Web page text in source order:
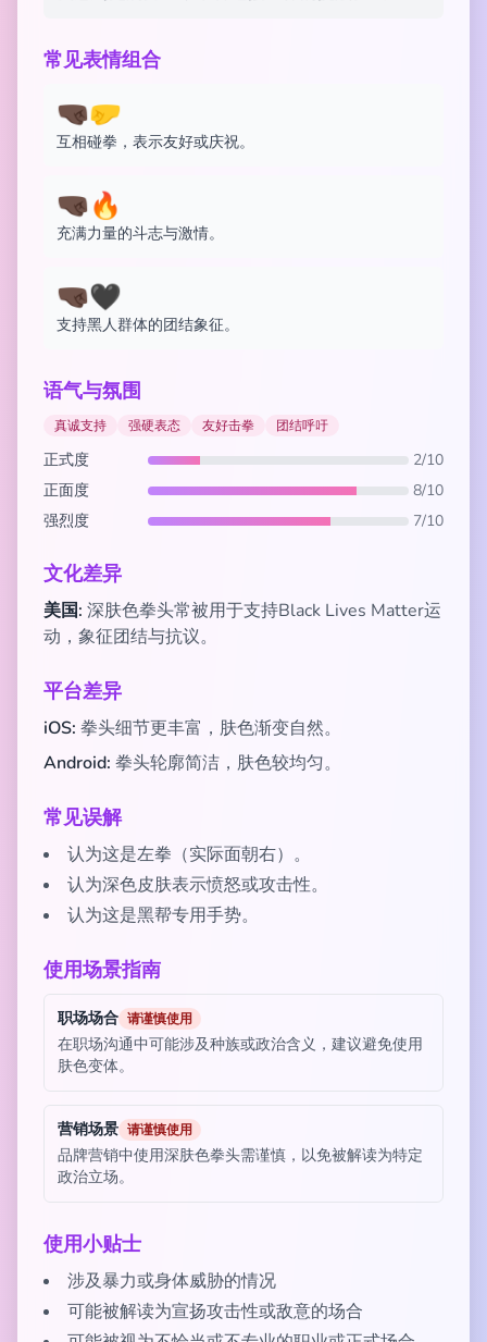
常见表情组合
🤜🏿🤛
互相碰拳，表示友好或庆祝。
🤜🏿🔥
充满力量的斗志与激情。
🤜🏿🖤
支持黑人群体的团结象征。
语气与氛围
真诚支持 强硬表态 友好击拳 团结呼吁
正式度
2/10
正面度
8/10
强烈度
7/10
文化差异
美国: 深肤色拳头常被用于支持Black Lives Matter运
动，象征团结与抗议。
平台差异
iOS: 拳头细节更丰富，肤色渐变自然。
Android: 拳头轮廓简洁，肤色较均匀。
常见误解
认为这是左拳（实际面朝右）。
认为深色皮肤表示愤怒或攻击性。
认为这是黑帮专用手势。
使用场景指南
职场场合 请谨慎使用
在职场沟通中可能涉及种族或政治含义，建议避免使用
肤色变体。
营销场景 请谨慎使用
品牌营销中使用深肤色拳头需谨慎，以免被解读为特定
政治立场。
使用小贴士
涉及暴力或身体威胁的情况
可能被解读为宣扬攻击性或敌意的场合